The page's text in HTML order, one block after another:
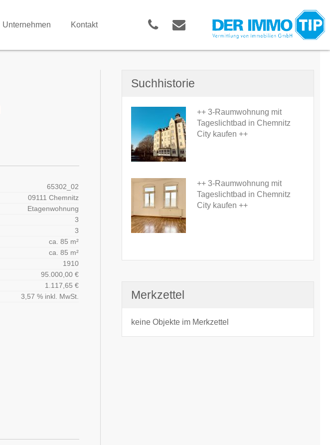
Unternehmen Kontakt
65302_02
09111 Chemnitz
Etagenwohnung
3
3
ca. 85 m²
ca. 85 m²
1910
95.000,00 €
1.117,65 €
3,57 % inkl. MwSt.
Suchhistorie
++ 3-Raumwohnung mit
Tageslichtbad in Chemnitz
City kaufen ++
++ 3-Raumwohnung mit
Tageslichtbad in Chemnitz
City kaufen ++
Merkzettel
keine Objekte im Merkzettel